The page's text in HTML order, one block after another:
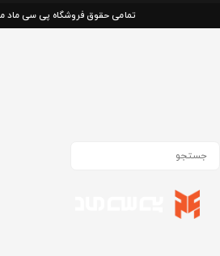
تمامی حقوق فروشگاه پی سی ماد